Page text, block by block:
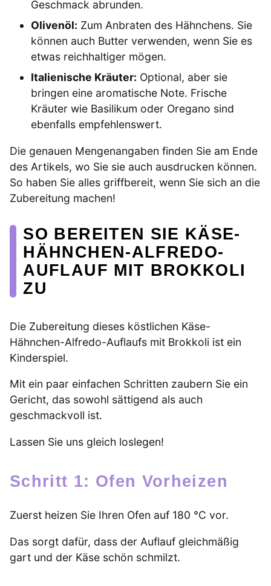
Geschmack abrunden.
Olivenöl: Zum Anbraten des Hähnchens. Sie
können auch Butter verwenden, wenn Sie es
etwas reichhaltiger mögen.
Italienische Kräuter: Optional, aber sie
bringen eine aromatische Note. Frische
Kräuter wie Basilikum oder Oregano sind
ebenfalls empfehlenswert.
Die genauen Mengenangaben finden Sie am Ende
des Artikels, wo Sie sie auch ausdrucken können.
So haben Sie alles griffbereit, wenn Sie sich an die
Zubereitung machen!
SO BEREITEN SIE KÄSE-
HÄHNCHEN-ALFREDO-
AUFLAUF MIT BROKKOLI
ZU
Die Zubereitung dieses köstlichen Käse-
Hähnchen-Alfredo-Auflaufs mit Brokkoli ist ein
Kinderspiel.
Mit ein paar einfachen Schritten zaubern Sie ein
Gericht, das sowohl sättigend als auch
geschmackvoll ist.
Lassen Sie uns gleich loslegen!
Schritt 1: Ofen Vorheizen
Zuerst heizen Sie Ihren Ofen auf 180 °C vor.
Das sorgt dafür, dass der Auflauf gleichmäßig
gart und der Käse schön schmilzt.